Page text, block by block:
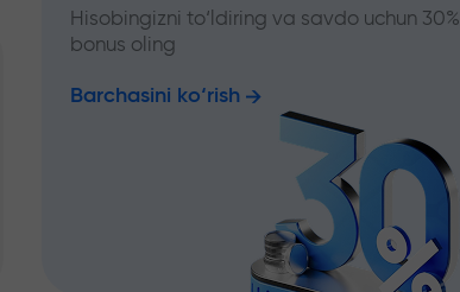
Hisobingizni to‘ldiring va savdo uchun 30%
bonus oling
Barchasini ko‘rish